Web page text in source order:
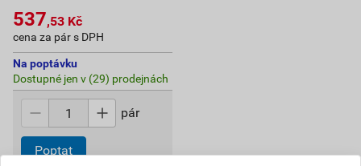
537,53 Kč
cena za pár s DPH
Na poptávku
Dostupné jen v (29) prodejnách
pár
Poptat